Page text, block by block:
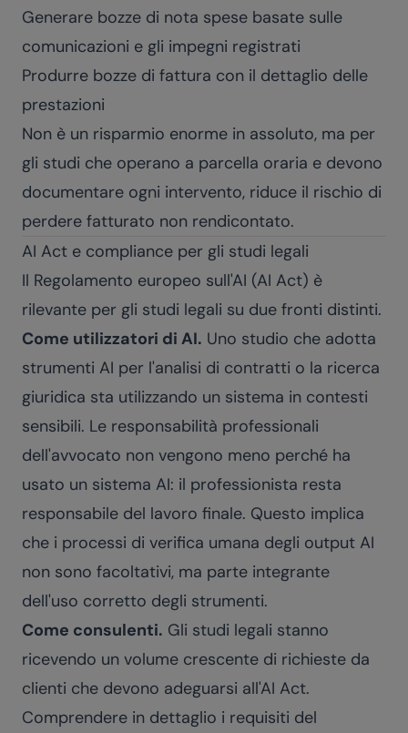
Generare bozze di nota spese basate sulle
comunicazioni e gli impegni registrati
Produrre bozze di fattura con il dettaglio delle
prestazioni
Non è un risparmio enorme in assoluto, ma per
gli studi che operano a parcella oraria e devono
documentare ogni intervento, riduce il rischio di
perdere fatturato non rendicontato.
AI Act e compliance per gli studi legali
Il Regolamento europeo sull'AI (AI Act) è
rilevante per gli studi legali su due fronti distinti.
Come utilizzatori di AI. Uno studio che adotta
strumenti AI per l'analisi di contratti o la ricerca
giuridica sta utilizzando un sistema in contesti
sensibili. Le responsabilità professionali
dell'avvocato non vengono meno perché ha
usato un sistema AI: il professionista resta
responsabile del lavoro finale. Questo implica
che i processi di verifica umana degli output AI
non sono facoltativi, ma parte integrante
dell'uso corretto degli strumenti.
Come consulenti. Gli studi legali stanno
ricevendo un volume crescente di richieste da
clienti che devono adeguarsi all'AI Act.
Comprendere in dettaglio i requisiti del